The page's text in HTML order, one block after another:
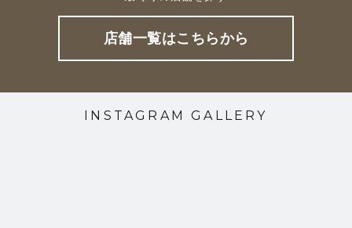
店舗一覧はこちらから
INSTAGRAM GALLERY